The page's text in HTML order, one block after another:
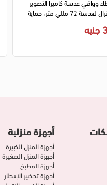
وواقي عدسة كاميرا التصوير
جينرال لعدسة 72 مللي متر ، حماية
أجهزة منزلية
أجهزة المنزل الكبيرة
أجهزة المنزل الصغيرة
أجهزة المطبخ
أجهزة تحضير الإفطار